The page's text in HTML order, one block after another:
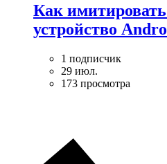
Как
устройство
1 подписчик
29 июл.
173 просмотра